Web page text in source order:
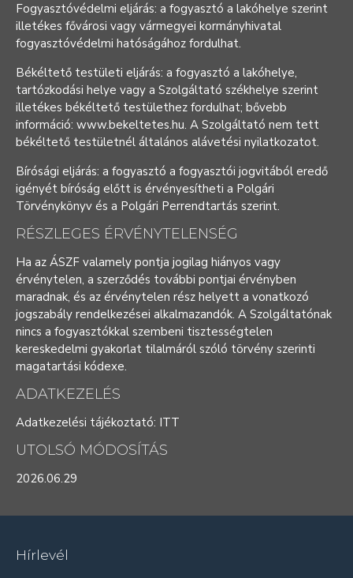
Fogyasztóvédelmi eljárás: a fogyasztó a lakóhelye szerint
illetékes fővárosi vagy vármegyei kormányhivatal
fogyasztóvédelmi hatóságához fordulhat.
Békéltető testületi eljárás: a fogyasztó a lakóhelye,
tartózkodási helye vagy a Szolgáltató székhelye szerint
illetékes békéltető testülethez fordulhat; bővebb
információ: www.bekeltetes.hu. A Szolgáltató nem tett
békéltető testületnél általános alávetési nyilatkozatot.
Bírósági eljárás: a fogyasztó a fogyasztói jogvitából eredő
igényét bíróság előtt is érvényesítheti a Polgári
Törvénykönyv és a Polgári Perrendtartás szerint.
RÉSZLEGES ÉRVÉNYTELENSÉG
Ha az ÁSZF valamely pontja jogilag hiányos vagy
érvénytelen, a szerződés további pontjai érvényben
maradnak, és az érvénytelen rész helyett a vonatkozó
jogszabály rendelkezései alkalmazandók. A Szolgáltatónak
nincs a fogyasztókkal szembeni tisztességtelen
kereskedelmi gyakorlat tilalmáról szóló törvény szerinti
magatartási kódexe.
ADATKEZELÉS
Adatkezelési tájékoztató: ITT
UTOLSÓ MÓDOSÍTÁS
2026.06.29
Hírlevél